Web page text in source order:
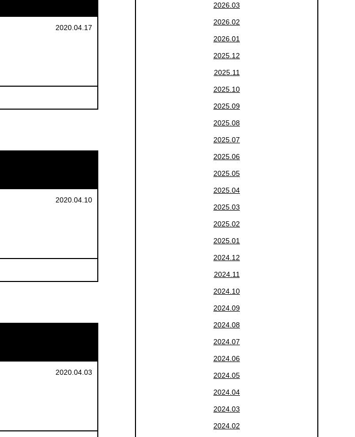
2020.04.17
2020.04.10
2020.04.03
2026.03
2026.02
2026.01
2025.12
2025.11
2025.10
2025.09
2025.08
2025.07
2025.06
2025.05
2025.04
2025.03
2025.02
2025.01
2024.12
2024.11
2024.10
2024.09
2024.08
2024.07
2024.06
2024.05
2024.04
2024.03
2024.02